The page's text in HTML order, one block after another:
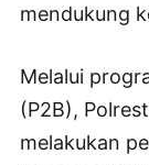
mendukung
Melalui
(P2B),
melakukan